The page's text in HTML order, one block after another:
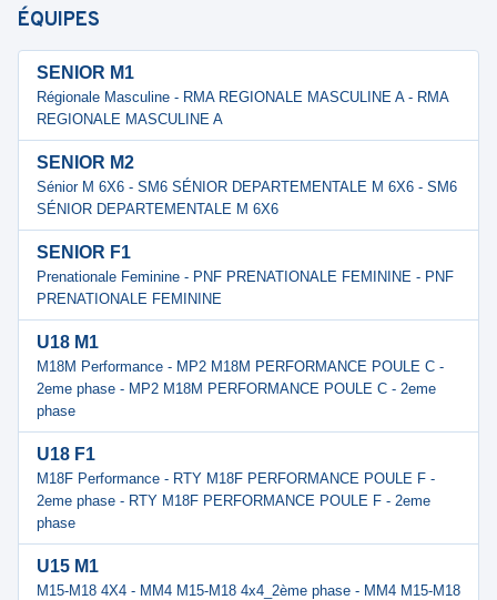
ÉQUIPES
SENIOR M1
Régionale Masculine - RMA REGIONALE MASCULINE A - RMA
REGIONALE MASCULINE A
SENIOR M2
Sénior M 6X6 - SM6 SÉNIOR DEPARTEMENTALE M 6X6 - SM6
SÉNIOR DEPARTEMENTALE M 6X6
SENIOR F1
Prenationale Feminine - PNF PRENATIONALE FEMININE - PNF
PRENATIONALE FEMININE
U18 M1
M18M Performance - MP2 M18M PERFORMANCE POULE C -
2eme phase - MP2 M18M PERFORMANCE POULE C - 2eme
phase
U18 F1
M18F Performance - RTY M18F PERFORMANCE POULE F -
2eme phase - RTY M18F PERFORMANCE POULE F - 2eme
phase
U15 M1
M15-M18 4X4 - MM4 M15-M18 4x4_2ème phase - MM4 M15-M18